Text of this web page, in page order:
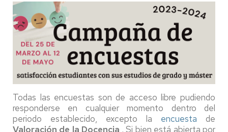
Todas las encuestas son de acceso libre pudiendo
responderse en cualquier momento dentro del
periodo establecido, excepto la encuesta de
Valoración de la Docencia . Si bien está abierta por